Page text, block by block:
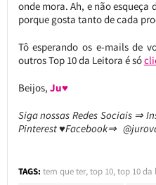
onde mora. Ah, e não esqueça
porque gosta tanto de cada
Tô esperando os e-mails de
outros Top 10 da Leitora é só
Beijos, Ju♥
Siga nossas Redes Sociais ⇒
Pinterest ♥Facebook⇒
TAGS: tem que ter,top 10,top 10 da